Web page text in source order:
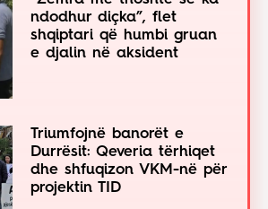
ndodhur diçka”, flet
shqiptari që humbi gruan
e djalin në aksident
Triumfojnë banorët e
Durrësit: Qeveria tërhiqet
dhe shfuqizon VKM-në për
projektin TID